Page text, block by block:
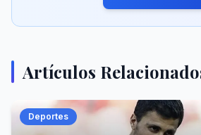
Artículos
Deportes